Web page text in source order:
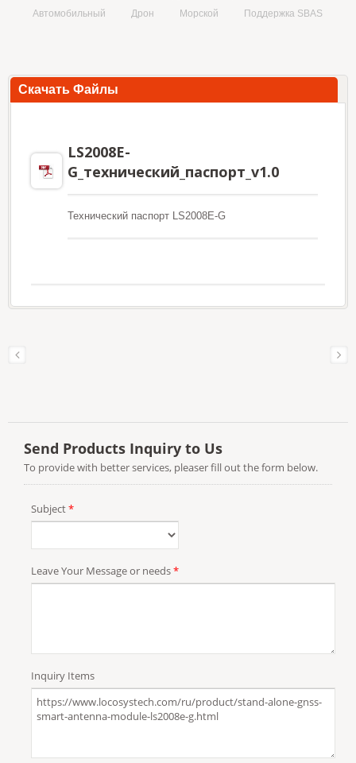
Автомобильный
Дрон Морской Поддержка SBAS
Скачать Файлы
LS2008E-
G_технический_паспорт_v1.0
Технический паспорт LS2008E-G